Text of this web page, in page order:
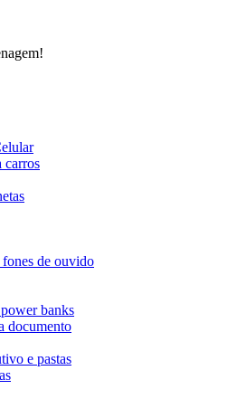
carros
de ouvido
banks
documento
e pastas